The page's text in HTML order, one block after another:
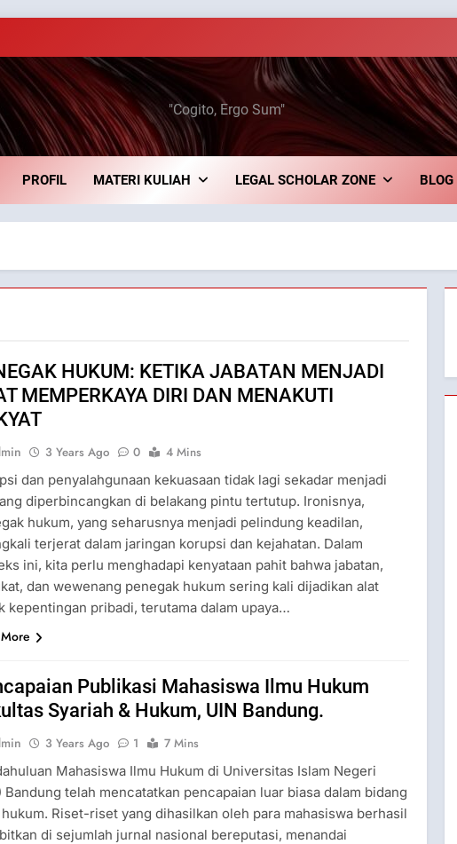
Jaelani
"Cogito, Ergo Sum"
PROFIL MATERI KULIAH LEGAL SCHOLAR ZONE BLOG
HUKUM: KETIKA JABATAN MENJADI
MEMPERKAYA DIRI DAN MENAKUTI
3 Years Ago 0
4 Mins
dan penyalahgunaan kekuasaan tidak lagi sekadar menjadi
diperbincangkan di belakang pintu tertutup. Ironisnya,
hukum, yang seharusnya menjadi pelindung keadilan,
terjerat dalam jaringan korupsi dan kejahatan. Dalam
ini, kita perlu menghadapi kenyataan pahit bahwa jabatan,
dan wewenang penegak hukum sering kali dijadikan alat
kepentingan pribadi, terutama dalam upaya…
Publikasi Mahasiswa Ilmu Hukum
Syariah & Hukum, UIN Bandung.
3 Years Ago 1
7 Mins
Mahasiswa Ilmu Hukum di Universitas Islam Negeri
Bandung telah mencatatkan pencapaian luar biasa dalam bidang
Riset-riset yang dihasilkan oleh para mahasiswa berhasil
di sejumlah jurnal nasional bereputasi, menandai